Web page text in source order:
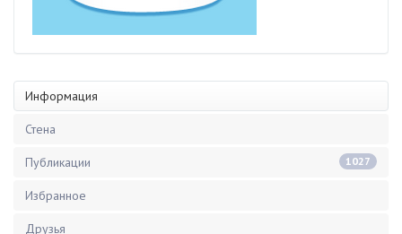
Информация
Стена
Публикации 1027
Избранное
Друзья